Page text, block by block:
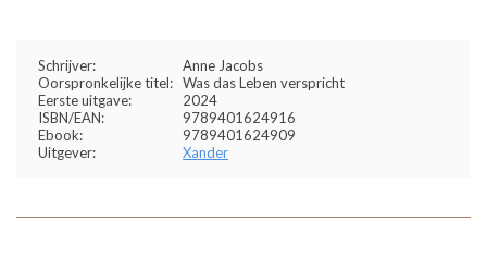
Schrijver:
Anne Jacobs
Oorspronkelijke titel: Was das Leben verspricht
Eerste uitgave:
2024
ISBN/EAN:
9789401624916
Ebook:
9789401624909
Uitgever:
Xander